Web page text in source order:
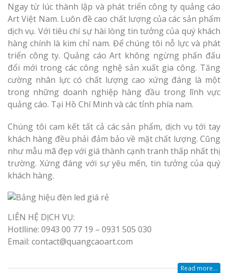
Ngay từ lúc thành lập và phát triển công ty quảng cáo
Art Việt Nam. Luôn đề cao chất lượng của các sản phẩm
dịch vụ. Với tiêu chí sự hài lòng tin tưởng của quý khách
hàng chính là kim chỉ nam. Để chúng tôi nỗ lực và phát
triển công ty. Quảng cáo Art không ngừng phấn đấu
đổi mới trong các công nghệ sản xuất gia công. Tăng
cường nhân lực có chất lượng cao xứng đáng là một
trong những doanh nghiệp hàng đầu trong lĩnh vực
quảng cáo. Tại Hồ Chí Minh và các tỉnh phía nam.
Chúng tôi cam kết tất cả các sản phẩm, dịch vụ tới tay
khách hàng đều phải đảm bảo về mặt chất lượng. Cũng
như mẫu mã đẹp với giá thành cạnh tranh thấp nhất thị
trường. Xứng đáng với sự yêu mến, tin tưởng của quý
khách hàng.
LIÊN HỆ DỊCH VỤ:
Hotlline: 0943 00 77 19 – 0931 505 030
Email: contact@quangcaoart.com
Read more...